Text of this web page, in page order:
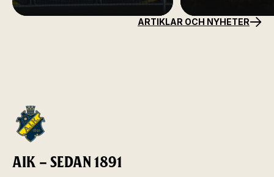
ARTIKLAR OCH NYHETER
AIK – SEDAN 1891